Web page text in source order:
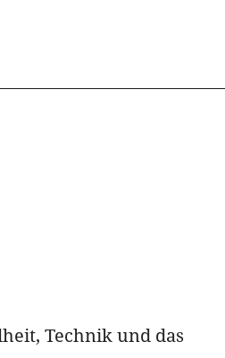
Technik und das